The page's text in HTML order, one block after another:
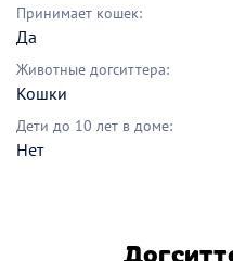
Принимает кошек:
Да
Животные догситтера:
Кошки
Дети до 10 лет в доме:
Нет